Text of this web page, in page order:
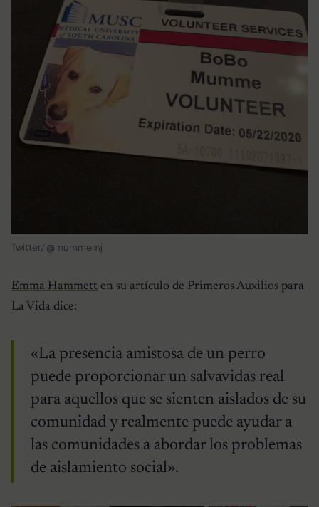
Twitter/ @mummemj
Emma Hammett en su artículo de Primeros Auxilios para
La Vida dice:
«La presencia amistosa de un perro
puede proporcionar un salvavidas real
para aquellos que se sienten aislados de su
comunidad y realmente puede ayudar a
las comunidades a abordar los problemas
de aislamiento social».